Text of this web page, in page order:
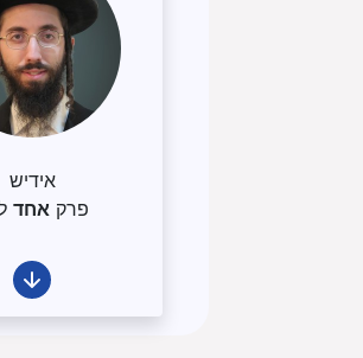
אידיש
פרק אחד